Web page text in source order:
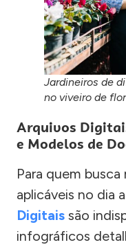
Jardineiros de
no viveiro de
Arquivos
e Modelos de
Para quem
aplicáveis no dia
Digitais são
infográficos